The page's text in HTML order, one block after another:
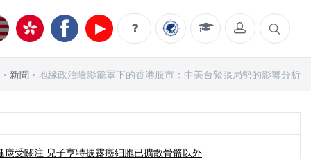
新聞 地緣政治陰影籠罩下的香港股市：中美台緊張局勢的影響分析
康受關注 兒子亨特披露癌細胞已擴散骨骼以外